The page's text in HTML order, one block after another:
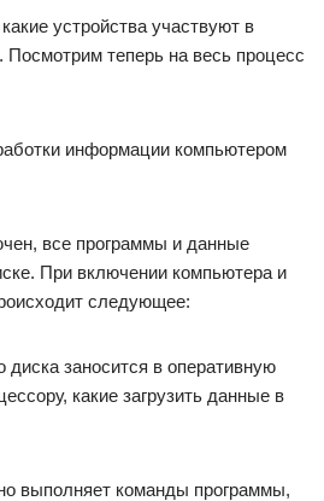
устройства участвуют в
теперь на весь процесс
информации компьютером
все программы и данные
При включении компьютера и
следующее:
диска заносится в оперативную
какие загрузить данные в
выполняет команды программы,